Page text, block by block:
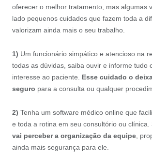
oferecer o melhor tratamento, mas algumas
lado pequenos cuidados que fazem toda a
valorizam ainda mais o seu trabalho.
1) Um funcionário simpático e atencioso na
todas as dúvidas, saiba ouvir e informe tudo
interesse ao paciente. Esse cuidado o
seguro para a consulta ou qualquer
2) Tenha um software médico online que
e toda a rotina em seu consultório ou clínica.
vai perceber a organização da equipe,
ainda mais segurança para ele.